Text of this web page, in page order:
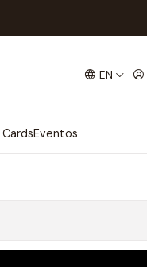
EN
Eventos
Español